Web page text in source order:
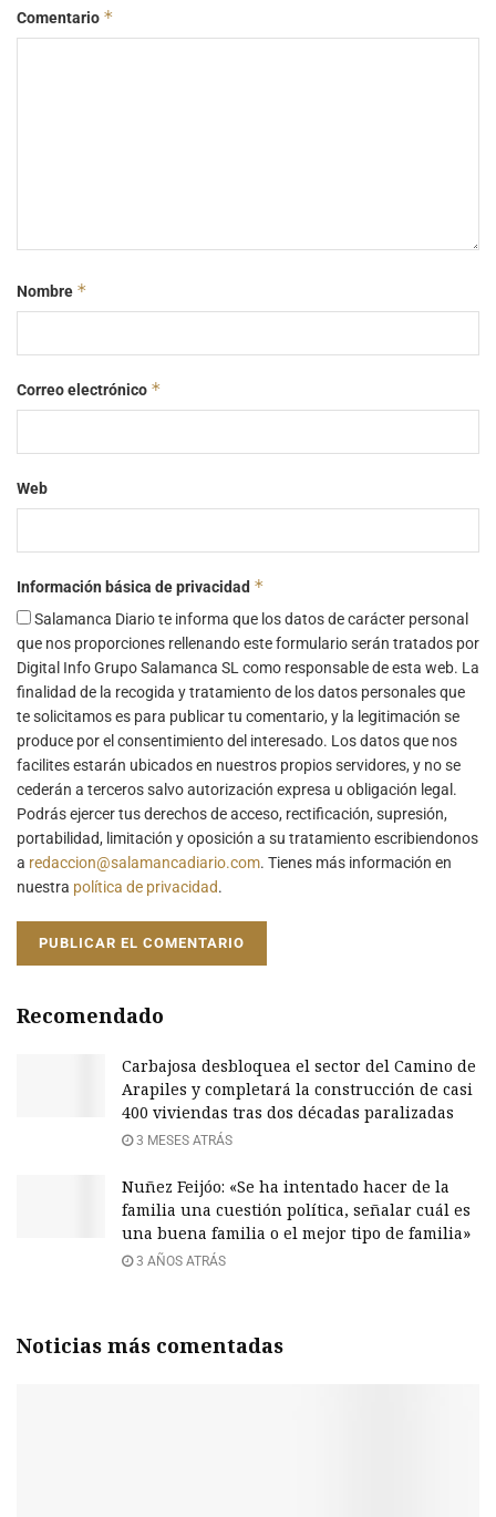
Comentario *
Nombre *
Correo electrónico *
Web
Información básica de privacidad *
Salamanca Diario te informa que los datos de carácter personal
que nos proporciones rellenando este formulario serán tratados por
Digital Info Grupo Salamanca SL como responsable de esta web. La
finalidad de la recogida y tratamiento de los datos personales que
te solicitamos es para publicar tu comentario, y la legitimación se
produce por el consentimiento del interesado. Los datos que nos
facilites estarán ubicados en nuestros propios servidores, y no se
cederán a terceros salvo autorización expresa u obligación legal.
Podrás ejercer tus derechos de acceso, rectificación, supresión,
portabilidad, limitación y oposición a su tratamiento escribiendonos
a redaccion@salamancadiario.com. Tienes más información en
nuestra política de privacidad.
Recomendado
Carbajosa desbloquea el sector del Camino de
Arapiles y completará la construcción de casi
400 viviendas tras dos décadas paralizadas
3 MESES ATRÁS
Nuñez Feijóo: «Se ha intentado hacer de la
familia una cuestión política, señalar cuál es
una buena familia o el mejor tipo de familia»
3 AÑOS ATRÁS
Noticias más comentadas